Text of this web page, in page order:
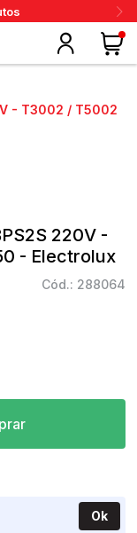
login
se
- T3002 / T5002
220V -
- Electrolux
Cód.: 288064
Ok